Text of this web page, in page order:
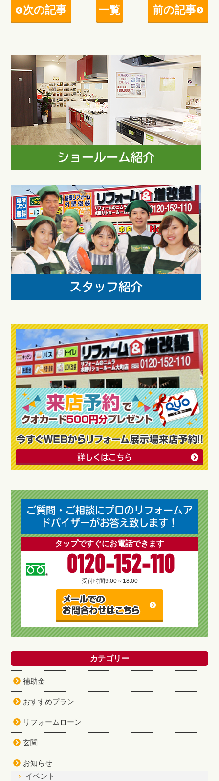
次の記事 一覧 前の記事
詳しくはこちら
ご質問・ご相談にプロのリフォームア
ドバイザーがお答え致します！
タップですぐにお電話できます
0120-152-110
受付時間9:00～18:00
カテゴリー
補助金
おすすめプラン
リフォームローン
玄関
お知らせ
イベント